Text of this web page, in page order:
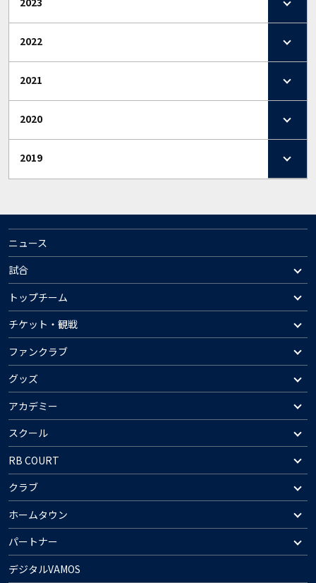
2022
2021
2020
2019
ニュース
試合
トップチーム
チケット・観戦
ファンクラブ
グッズ
アカデミー
スクール
RB COURT
クラブ
ホームタウン
パートナー
デジタルVAMOS